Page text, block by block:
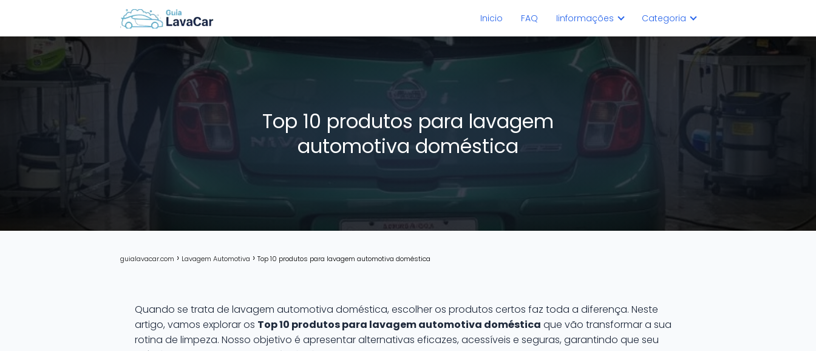
Inicio FAQ Iinformações Categoria
Top 10 produtos para lavagem
automotiva doméstica
guialavacar.com Lavagem Automotiva Top 10 produtos para lavagem automotiva doméstica
Quando se trata de lavagem automotiva doméstica, escolher os produtos certos faz toda a diferença. Neste
artigo, vamos explorar os Top 10 produtos para lavagem automotiva doméstica que vão transformar a sua
rotina de limpeza. Nosso objetivo é apresentar alternativas eficazes, acessíveis e seguras, garantindo que seu